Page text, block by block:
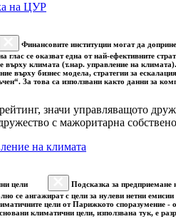
на ЦУР
Финансовите институции могат да
глас се оказват една от най-ефективните
върху климата (т.нар. управление на
върху бизнес модела, стратегии за
За това са използвани както данни за
значи управляващото
с мажоритарна
на климата
цели
Подсказка за предприемане
се ангажират с цели за нулеви нетни
цели от Парижкото споразумение
климатични цели, използвана тук, е